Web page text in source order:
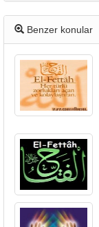
Benzer konular